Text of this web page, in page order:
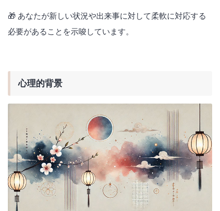
🎁 あなたが新しい状況や出来事に対して柔軟に対応する
必要があることを示唆しています。
心理的背景